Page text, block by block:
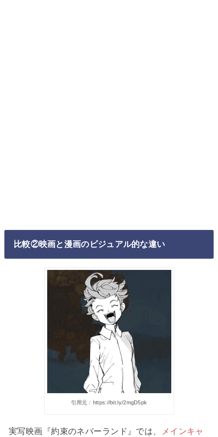
比較②映画と漫画のビジュアル的な違い
引用元：https://bit.ly/2mgD5pk
実写映画『約束のネバーランド』では、
メインキャ